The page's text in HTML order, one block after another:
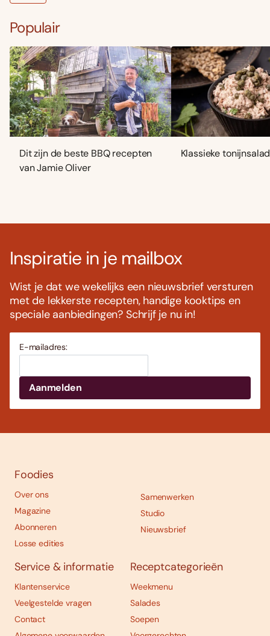
Populair
Dit zijn de beste BBQ recepten
van Jamie Oliver
Klassieke
Inspiratie in je mailbox
Wist je dat we wekelijks een nieuwsbrief versturen
met de lekkerste recepten, handige kooktips en
speciale aanbiedingen? Schrijf je nu in!
E-mailadres:
Foodies
Over ons
Magazine
Abonneren
Losse edities
Samenwerken
Studio
Nieuwsbrief
Service & informatie
Klantenservice
Veelgestelde vragen
Contact
Receptcategorieën
Weekmenu
Salades
Soepen